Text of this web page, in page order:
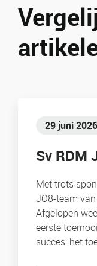
29 juni 2026
Sv RDM
Met trots
JO8-team
Afgelopen
eerste
succes: het